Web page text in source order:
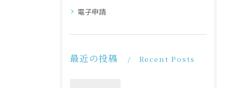
電子申請
最近の投稿 Recent Posts